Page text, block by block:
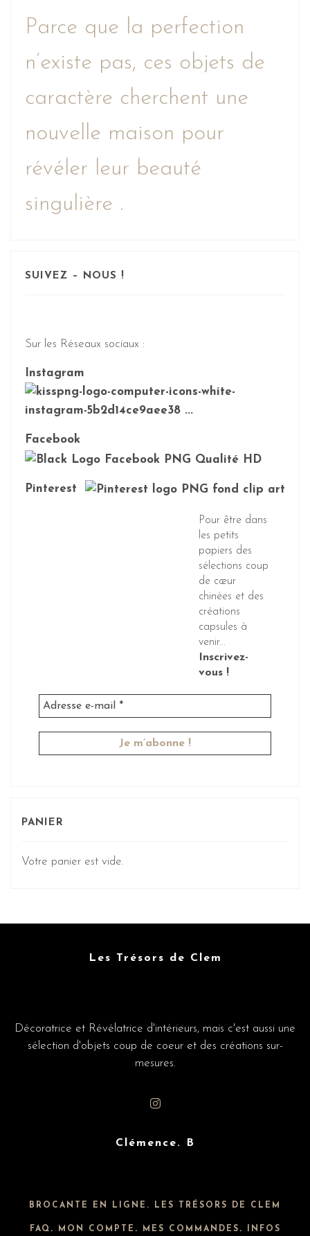
Parce que la perfection
n’existe pas, ces objets de
caractère cherchent une
nouvelle maison pour
révéler leur beauté
singulière .
SUIVEZ – NOUS !
Sur les Réseaux sociaux :
Instagram
Facebook
Pinterest
Pour être dans
les petits
papiers des
sélections coup
de cœur
chinées et des
créations
capsules à
venir...
Inscrivez-
vous !
PANIER
Votre panier est vide.
Les Trésors de Clem
Décoratrice et Révélatrice d'intérieurs, mais c'est aussi une
sélection d'objets coup de coeur et des créations sur-
mesures.
Clémence. B
BROCANTE EN LIGNE. LES TRÉSORS DE CLEM
FAQ . MON COMPTE . MES COMMANDES . INFOS